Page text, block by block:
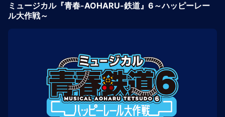
ミュージカル『青春-AOHARU-鉄道』6～ハッピーレー
ル大作戦～